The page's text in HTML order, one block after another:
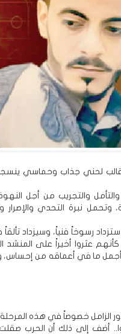
قالب لحني جذاب وحماسي
والتجريب من أجل النهوض
وتحمل نبرة التحدي والإصرار
رسوخاً فنياً، وسيزداد تألقاً
عثروا أخيراً على
أجمل ما في أعماقه من إحساس،
دور الزامل خصوصاً في هذه
أضف إلى ذلك أن الحرب